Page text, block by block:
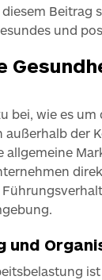
Beitrag
und
bei, wie es
außerhalb der
allgemeine
und